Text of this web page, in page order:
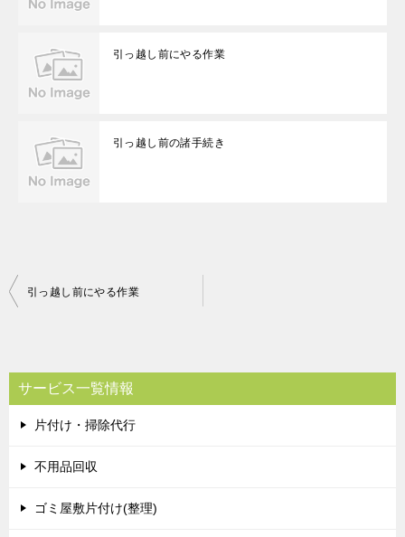
引っ越し前にやる作業
引っ越し前の諸手続き
投
ビ
ゲ
ー
シ
引っ越し前にやる作業
サービス一覧情報
片付け・掃除代行
不用品回収
ゴミ屋敷片付け(整理)